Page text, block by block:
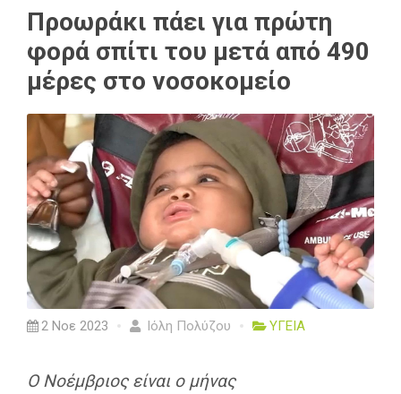
Προωράκι πάει για πρώτη
φορά σπίτι του μετά από 490
μέρες στο νοσοκομείο
2 Νοε 2023 Ιόλη Πολύζου ΥΓΕΙΑ
Ο Νοέμβριος είναι ο μήνας